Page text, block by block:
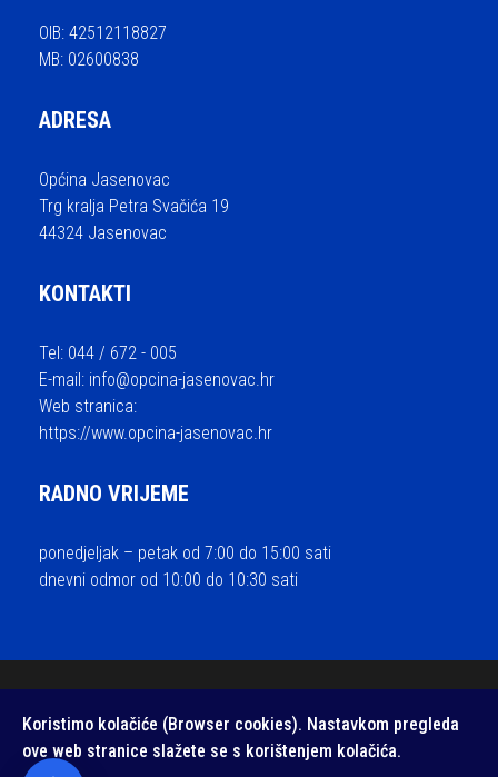
OIB: 42512118827
MB: 02600838
ADRESA
Općina Jasenovac
Trg kralja Petra Svačića 19
44324 Jasenovac
KONTAKTI
Tel: 044 / 672 - 005
E-mail: info@opcina-jasenovac.hr
Web stranica:
https://www.opcina-jasenovac.hr
RADNO VRIJEME
ponedjeljak – petak od 7:00 do 15:00 sati
dnevni odmor od 10:00 do 10:30 sati
Medialive
Izjava o pristupačnosti web stranice
Koristimo kolačiće (Browser cookies). Nastavkom pregleda
ove web stranice slažete se s korištenjem kolačića.